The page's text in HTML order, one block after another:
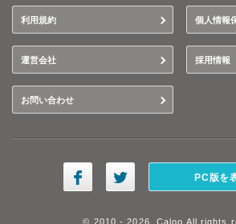
利用規約 個人情報
運営会社 採用情報
お問い合わせ
PC版を
© 2010 - 2026, Caloo All rights